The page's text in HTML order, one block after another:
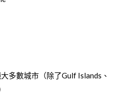
多數城市（除了Gulf Islands、